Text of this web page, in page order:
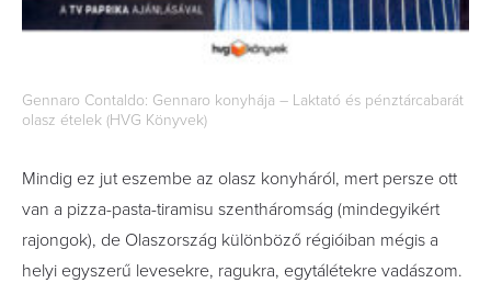
Gennaro Contaldo: Gennaro konyhája – Laktató és pénztárcabarát
olasz ételek (HVG Könyvek)
Mindig ez jut eszembe az olasz konyháról, mert persze ott
van a pizza-pasta-tiramisu szentháromság (mindegyikért
rajongok), de Olaszország különböző régióiban mégis a
helyi egyszerű levesekre, ragukra, egytálétekre vadászom.